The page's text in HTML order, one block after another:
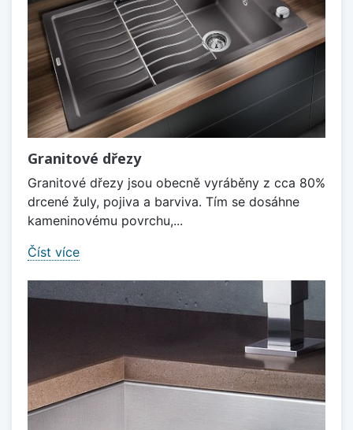
Granitové dřezy
Granitové dřezy jsou obecně vyráběny z cca 80%
drcené žuly, pojiva a barviva. Tím se dosáhne
kameninovému povrchu,...
Číst více